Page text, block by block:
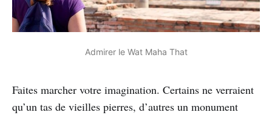
Admirer le Wat Maha That
Faites marcher votre imagination. Certains ne verraient
qu’un tas de vieilles pierres, d’autres un monument